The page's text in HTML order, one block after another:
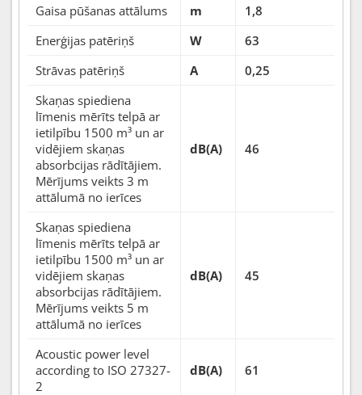
Gaisa pūšanas attālums m
1,8
Enerģijas patēriņš
W
63
Strāvas patēriņš
A
0,25
Skaņas spiediena
līmenis mērīts telpā ar
ietilpību 1500 m³ un ar
vidējiem skaņas
absorbcijas rādītājiem.
Mērījums veikts 3 m
attālumā no ierīces
dB(A) 46
Skaņas spiediena
līmenis mērīts telpā ar
ietilpību 1500 m³ un ar
vidējiem skaņas
absorbcijas rādītājiem.
Mērījums veikts 5 m
attālumā no ierīces
dB(A) 45
Acoustic power level
according to ISO 27327-
2
dB(A) 61